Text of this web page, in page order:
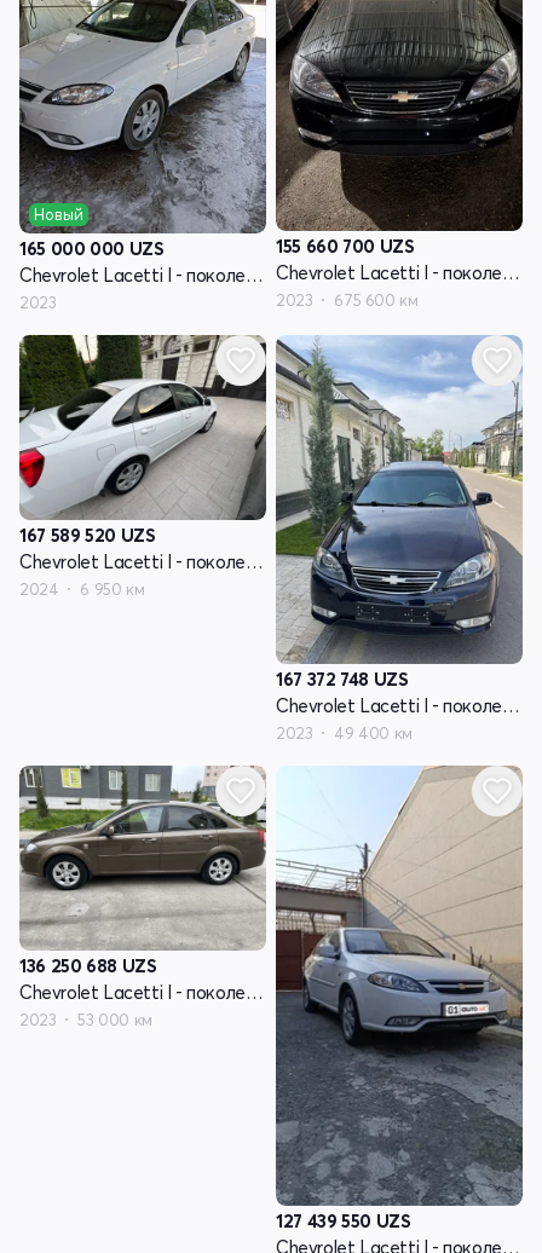
Новый
165 000 000 UZS
Chevrolet Lacetti I - поколение рестайлинг
2023
155 660 700 UZS
Chevrolet Lacetti I - поколение рестайлинг
2023 675 600 км
167 589 520 UZS
Chevrolet Lacetti I - поколение рестайлинг
2024 6 950 км
167 372 748 UZS
Chevrolet Lacetti I - поколение рестайлинг
2023 49 400 км
136 250 688 UZS
Chevrolet Lacetti I - поколение рестайлинг
2023 53 000 км
127 439 550 UZS
Chevrolet Lacetti I - поколение рестайлинг